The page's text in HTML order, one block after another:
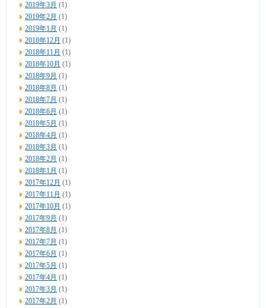
2019年3月 (1)
2019年2月 (1)
2019年1月 (1)
2018年12月 (1)
2018年11月 (1)
2018年10月 (1)
2018年9月 (1)
2018年8月 (1)
2018年7月 (1)
2018年6月 (1)
2018年5月 (1)
2018年4月 (1)
2018年3月 (1)
2018年2月 (1)
2018年1月 (1)
2017年12月 (1)
2017年11月 (1)
2017年10月 (1)
2017年9月 (1)
2017年8月 (1)
2017年7月 (1)
2017年6月 (1)
2017年5月 (1)
2017年4月 (1)
2017年3月 (1)
2017年2月 (1)